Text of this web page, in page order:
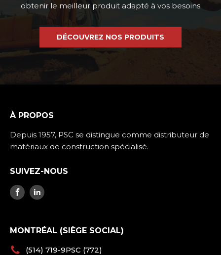
obtenir le meilleur produit adapté à vos besoins
DÉCOUVREZ NOS PRODUITS
À PROPOS
Depuis 1957, PSC se distingue comme distributeur de
matériaux de construction spécialisé.
SUIVEZ-NOUS
MONTRÉAL (SIÈGE SOCIAL)
(514) 719-9PSC (772)